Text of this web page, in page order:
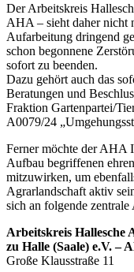
Der Arbeitskreis
AHA – sieht daher nicht
Aufarbeitung dringend
schon begonnene
sofort zu beenden.
Dazu gehört auch das
Beratungen und
Fraktion Gartenpartei/
A0079/24
Ferner möchte der AHA
Aufbau begriffenen
mitzuwirken, um
Agrarlandschaft aktiv
sich an folgende
Arbeitskreis Hallesche
zu Halle (Saale) e.V. –
Große Klausstraße 11